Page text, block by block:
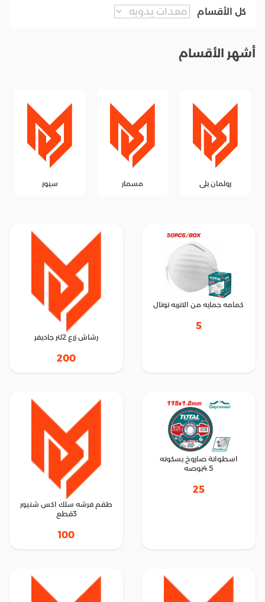
كل الأقسام
أشهر الأقسام
رولمان بلى مسمار سيور
كمامه حمايه من الاتربه توتال
5
رشاش زرع 2لتر جاديفر
200
اسطوانة صاروخ بسكوته
4.5بوصه
25
طقم فرشه سلك اكس شنيور
3قطع
100